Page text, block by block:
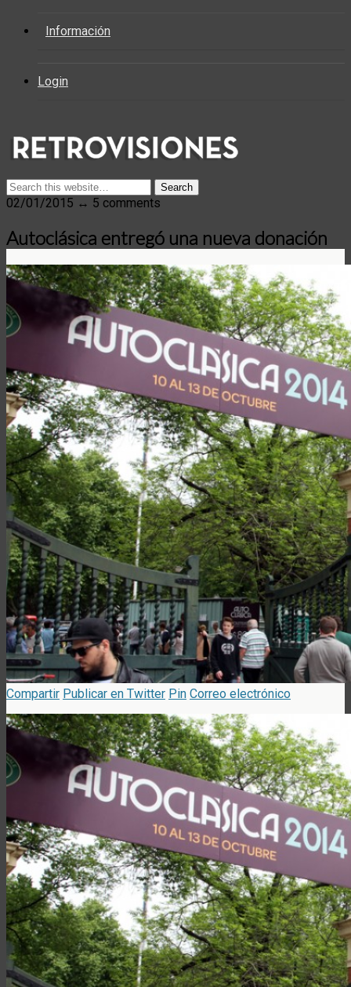
Información
Login
02/01/2015 ↔ 5 comments
Autoclásica entregó una nueva donación
Compartir Publicar en Twitter Pin Correo electrónico